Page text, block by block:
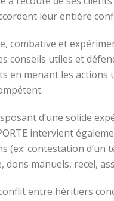
leur entière
combative et
conseils utiles et
en menant les actions
d’une solide
intervient
(ex: contestation d’un
dons manuels, recel,
entre héritiers